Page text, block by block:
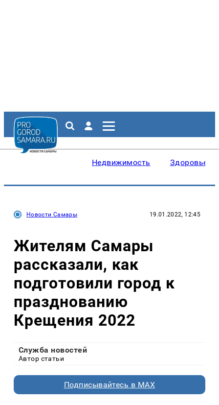
Недвижимость Здоровье
Новости Самары 19.01.2022, 12:45
Жителям Самары
рассказали, как
подготовили город к
празднованию
Крещения 2022
Служба новостей
Автор статьи
Подписывайтесь в MAX